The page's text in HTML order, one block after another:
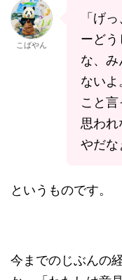
こばやん
「げ
ーど
な、み
ない
こと
思わ
やだな
というものです。
今までのじぶんの